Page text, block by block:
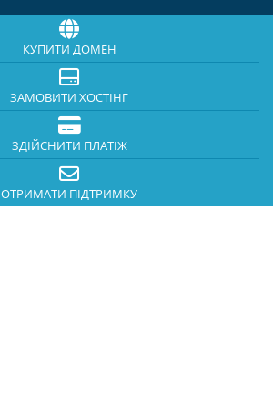
КУПИТИ ДОМЕН
ЗАМОВИТИ ХОСТІНГ
ЗДІЙСНИТИ ПЛАТІЖ
ОТРИМАТИ ПІДТРИМКУ